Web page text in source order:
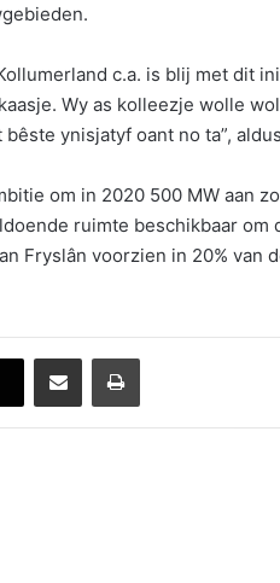
c.a. is blij met dit
Wy as kolleezje wolle
ynisjatyf oant no ta”,
om in 2020 500 MW aan
ruimte beschikbaar
Fryslân voorzien in 20% van
Delen via Email Print